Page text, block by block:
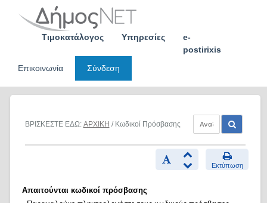
Τιμοκατάλογος Υπηρεσίες
e-
postirixis
Επικοινωνία
Σύνδεση
ΒΡΙΣΚΕΣΤΕ ΕΔΩ: ΑΡΧΙΚΗ / Κωδικοί Πρόσβασης
Εκτύπωση
Απαιτούνται κωδικοί πρόσβασης